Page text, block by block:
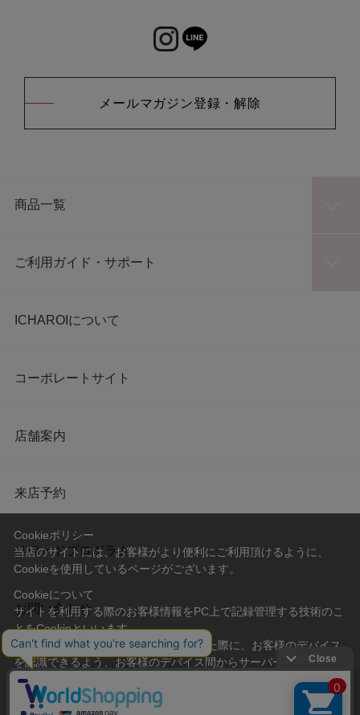
メールマガジン登録・解除
商品一覧
ご利用ガイド・サポート
ICHAROIについて
コーポレートサイト
店舗案内
来店予約
リワードプログラム
お問い合わせ
会社概要 プライバシーポリシー
利用規約 特定商取引法に基づく表記
Cookieポリシー
当店のサイトには、お客様がより便利にご利用頂けるように、
Cookieを使用しているページがございます。
Cookieについて
サイトを利用する際のお客様情報をPC上で記録管理する技術のこ
とをCookieといいます。
Cookieはお客様がサイトを再訪問された際に、お客様のデバイス
を認識できるよう、お客様のデバイス間からサーバーへ送り返さ
れます。
なお、Cookieに保存されている情報のみで、お客様個人を特定す